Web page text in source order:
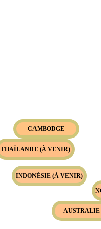
AUSTRALIE
INDONÉSIE (À VENIR)
THAÏLANDE (À VENIR)
CAMBODGE